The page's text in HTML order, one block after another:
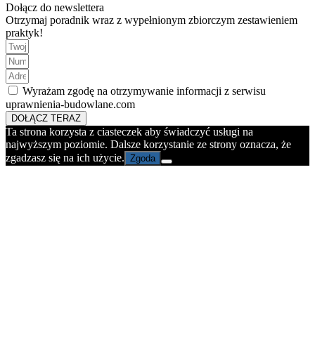
Dołącz do newslettera
Otrzymaj poradnik wraz z wypełnionym zbiorczym zestawieniem
praktyk!
Wyrażam zgodę na otrzymywanie informacji z serwisu
uprawnienia-budowlane.com
DOŁĄCZ TERAZ
Ta strona korzysta z ciasteczek aby świadczyć usługi na
najwyższym poziomie. Dalsze korzystanie ze strony oznacza, że
zgadzasz się na ich użycie. Zgoda